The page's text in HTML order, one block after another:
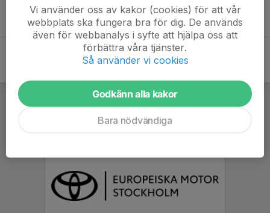
Inget referat skrivet
Vi använder oss av kakor (cookies) för att vår
webbplats ska fungera bra för dig. De används
även för webbanalys i syfte att hjälpa oss att
förbättra våra tjänster.
Så använder vi cookies
Godkänn alla kakor
Bara nödvändiga